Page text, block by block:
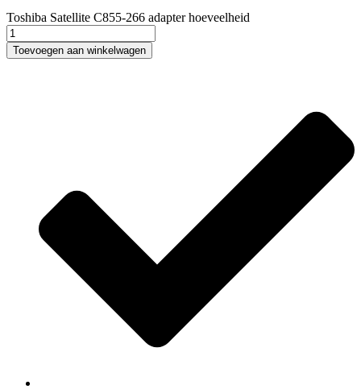
Toshiba Satellite C855-266 adapter hoeveelheid
Toevoegen aan winkelwagen